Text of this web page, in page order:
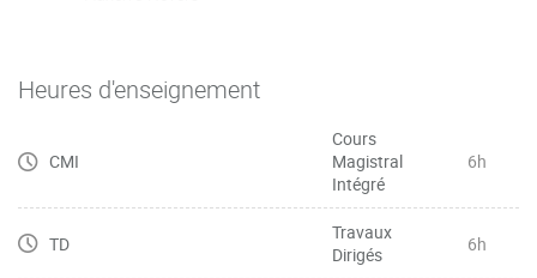
Heures d'enseignement
CMI
Cours
Magistral
Intégré
6h
TD
Travaux
Dirigés
6h